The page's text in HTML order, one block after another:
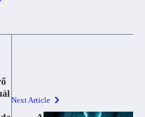
Next Article